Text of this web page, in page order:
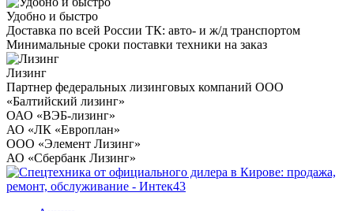
Удобно и быстро
Доставка по всей России ТК: авто- и ж/д транспортом
Минимальные сроки поставки техники на заказ
Лизинг
Партнер федеральных лизинговых компаний ООО
«Балтийский лизинг»
ОАО «ВЭБ-лизинг»
АО «ЛК «Европлан»
ООО «Элемент Лизинг»
АО «Сбербанк Лизинг»